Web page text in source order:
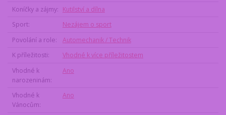
Koníčky a zájmy
Kutilství a dílna
Sport
Nezájem o sport
Povolání a role
Automechanik / Technik
K příležitosti
Vhodné k více příležitostem
Vhodné k
narozeninám
Ano
Vhodné k
Vánocům
Ano